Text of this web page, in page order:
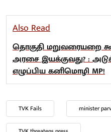
Also Read
தொகுதி மறுவரையறை
அரசை இயக்குவது? :
எழுப்பிய கனிமொழி MP!
TVK Fails minister